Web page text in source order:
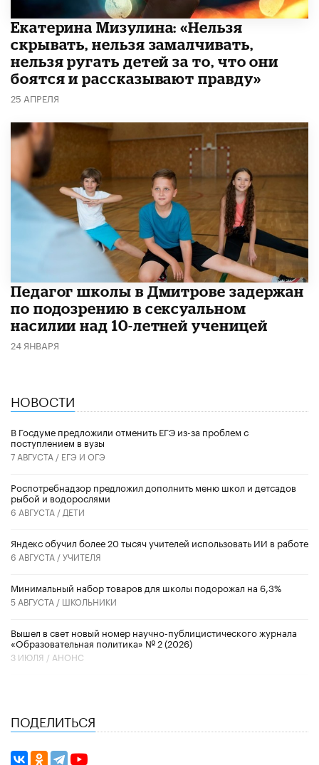
Екатерина Мизулина: «Нельзя
скрывать, нельзя замалчивать,
нельзя ругать детей за то, что они
боятся и рассказывают правду»
25 АПРЕЛЯ
Педагог школы в Дмитрове задержан
по подозрению в сексуальном
насилии над 10-летней ученицей
24 ЯНВАРЯ
НОВОСТИ
В Госдуме предложили отменить ЕГЭ из-за проблем с
поступлением в вузы
7 АВГУСТА / ЕГЭ И ОГЭ
Роспотребнадзор предложил дополнить меню школ и детсадов
рыбой и водорослями
6 АВГУСТА / ДЕТИ
​Яндекс обучил более 20 тысяч учителей использовать ИИ в работе
6 АВГУСТА /УЧИТЕЛЯ
Минимальный набор товаров для школы подорожал на 6,3%
5 АВГУСТА / ШКОЛЬНИКИ
Вышел в свет новый номер научно-публицистического журнала
«Образовательная политика» № 2 (2026)
3 ИЮЛЯ / АНОНС
ПОДЕЛИТЬСЯ